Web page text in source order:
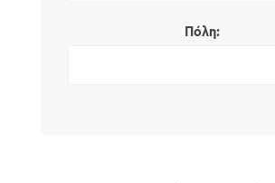
Πόλη: